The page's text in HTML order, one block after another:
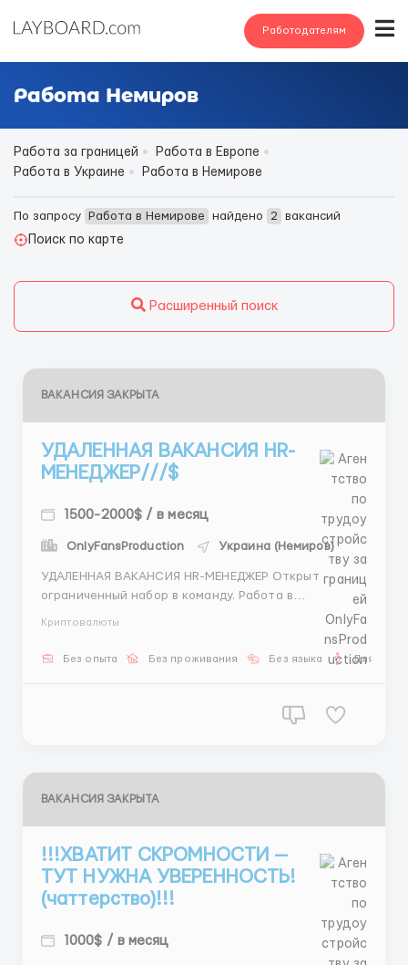
Работодателям
Работа Немиров
Работа за границей
Работа в Европе
Работа в Украине
Работа в Немирове
По запросу Работа в Немирове найдено 2
вакансий
Поиск по карте
Расширенный поиск
ВАКАНСИЯ ЗАКРЫТА
УДАЛЕННАЯ ВАКАНСИЯ HR-
МЕНЕДЖЕР///$
1500-2000$ / в месяц
OnlyFansProduction Украина (Немиров)
УДАЛЕННАЯ ВАКАНСИЯ HR-МЕНЕДЖЕР Открыт
ограниченный набор в команду. Работа в
— работа с кандидатами — переписка — доведение
Криптовалюты
Без опыта Без проживания Без языка Для
ВАКАНСИЯ ЗАКРЫТА
!!!ХВАТИТ СКРОМНОСТИ —
ТУТ НУЖНА УВЕРЕННОСТЬ!
(чаттерство)!!!
1000$ / в месяц